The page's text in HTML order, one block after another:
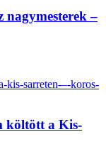
nagymesterek –
költött a Kis-